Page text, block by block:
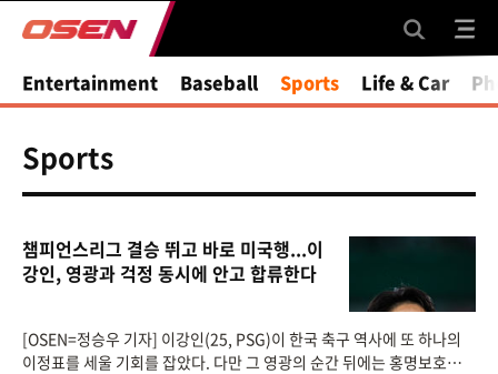
Entertainment Baseball Sports Life & Car
Sports
챔피언스리그 결승 뛰고 바로 미국행...이
강인, 영광과 걱정 동시에 안고 합류한다
[OSEN=정승우 기자] 이강인(25, PSG)이 한국 축구 역사에 또 하나의
이정표를 세울 기회를 잡았다. 다만 그 영광의 순간 뒤에는 홍명보호가